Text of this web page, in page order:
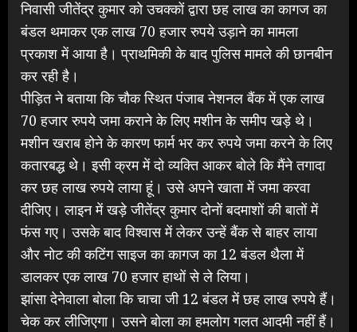
निवासी जीतेंद्र कुमार को उचक्कों द्वारा छह लाख का कागज का
बंडल थमाकर एक लाख 70 हजार रुपये उड़ाने का मामला
प्रकाश में आया है। प्राथमिकी के बाद पुलिस मामले की छानबीन
कर रही है।
पीड़ित ने बताया कि चौक स्थित पंजाब नेशनल बैंक में एक लाख
70 हजार रुपये जमा कराने के लिए मशीन के समीप खड़े थे।
मशीन खराब होने के कारण फार्म भर कर रुपये जमा करने के लिए
कतारबद्ध थे। इसी क्रम में दो व्यक्ति आकर बोले कि मैंने तगादा
कर छह लाख रुपये लाया हूं। उसे अपने खाता में जमा करवा
दीजिए। लाइन में खड़े जीतेंद्र कुमार दोनों बदमाशों की बातों में
फंस गए। उसके बाद विश्वास में लेकर उन्हें बैंक से बाहर लाया
और नोट की कटिंग साइज का कागज का 12 बंडल थैला में
डालकर एक लाख 70 हजार हाथों से ले लिया।
झांसा देनेवाला बोला कि चाचा जी 12 बंडल में छह लाख रुपये हैं।
चेक कर लीजिएगा। उसने बोला का हमलोग गलत आदमी नहीं हैं।